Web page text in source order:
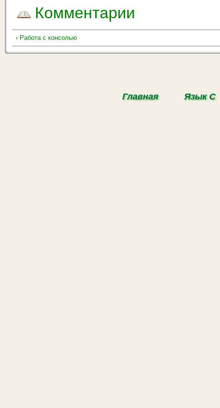
Комментарии
‹ Работа с консолью
Главная Язык С